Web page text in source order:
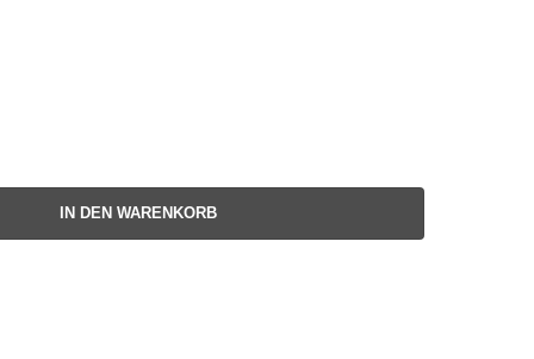
IN DEN WARENKORB